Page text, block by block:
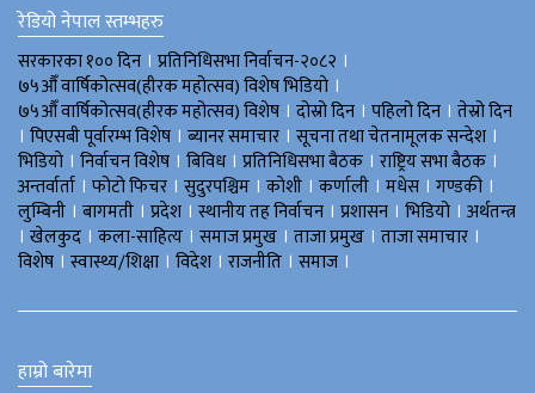
रेडियो नेपाल स्तम्भहरु
सरकारका १०० दिन । प्रतिनिधिसभा निर्वाचन-२०८२ ।
७५औँ वार्षिकोत्सव(हीरक महोत्सव) विशेष भिडियाे ।
७५औँ वार्षिकोत्सव(हीरक महोत्सव) विशेष । दोस्रो दिन । पहिलो दिन । तेस्रो दिन
। पिएसबी पूर्वारम्भ विशेष । ब्यानर समाचार । सूचना तथा चेतनामूलक सन्देश ।
भिडियाे । निर्वाचन विशेष । बिविध। प्रतिनिधिसभा बैठक । राष्ट्रिय सभा बैठक ।
अन्तर्वार्ता । फोटो फिचर । सुदुरपश्चिम । काेशी । कर्णाली । मधेस । गण्डकी ।
लुम्बिनी । बागमती । प्रदेश । स्थानीय तह निर्वाचन । प्रशासन । भिडियो । अर्थतन्त्र
। खेलकुद । कला-साहित्य । समाज प्रमुख । ताजा प्रमुख । ताजा समाचार ।
विशेष । स्वास्थ्य/शिक्षा । विदेश । राजनीति । समाज ।
हाम्रो बारेमा